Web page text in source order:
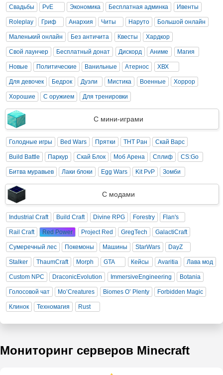
Свадьбы PvE Экономика Бесплатная админка Ивенты
Roleplay Гриф Анархия Читы Наруто Большой онлайн
Маленький онлайн Без античита Квесты Хардкор
Свой лаунчер Бесплатный донат Дискорд Аниме Магия
Новые Политические Ванильные Атернос ХВХ
Для девочек Бедрок Дуэли Мистика Военные Хоррор
Хорошие С оружием Для тренировки
С мини-играми
Голодные игры Bed Wars Прятки ТНТ Ран Скай Варс
Build Battle Паркур Скай Блок Моб Арена Сплиф CS:Go
Битва муравьев Лаки блоки Egg Wars Kit PvP Зомби
С модами
Industrial Craft Build Craft Divine RPG Forestry Flan's
Rail Craft Red Power Project Red GregTech GalactiCraft
Сумеречный лес Покемоны Машины StarWars DayZ
Stalker ThaumCraft Morph GTA Кейсы Avaritia Лава мод
Custom NPC DraconicEvolution ImmersiveEngineering Botania
Голосовой чат Mo’Creatures Biomes O’ Plenty Forbidden Magic
Клинок Техномагия Rust
Мониторинг серверов Minecraft